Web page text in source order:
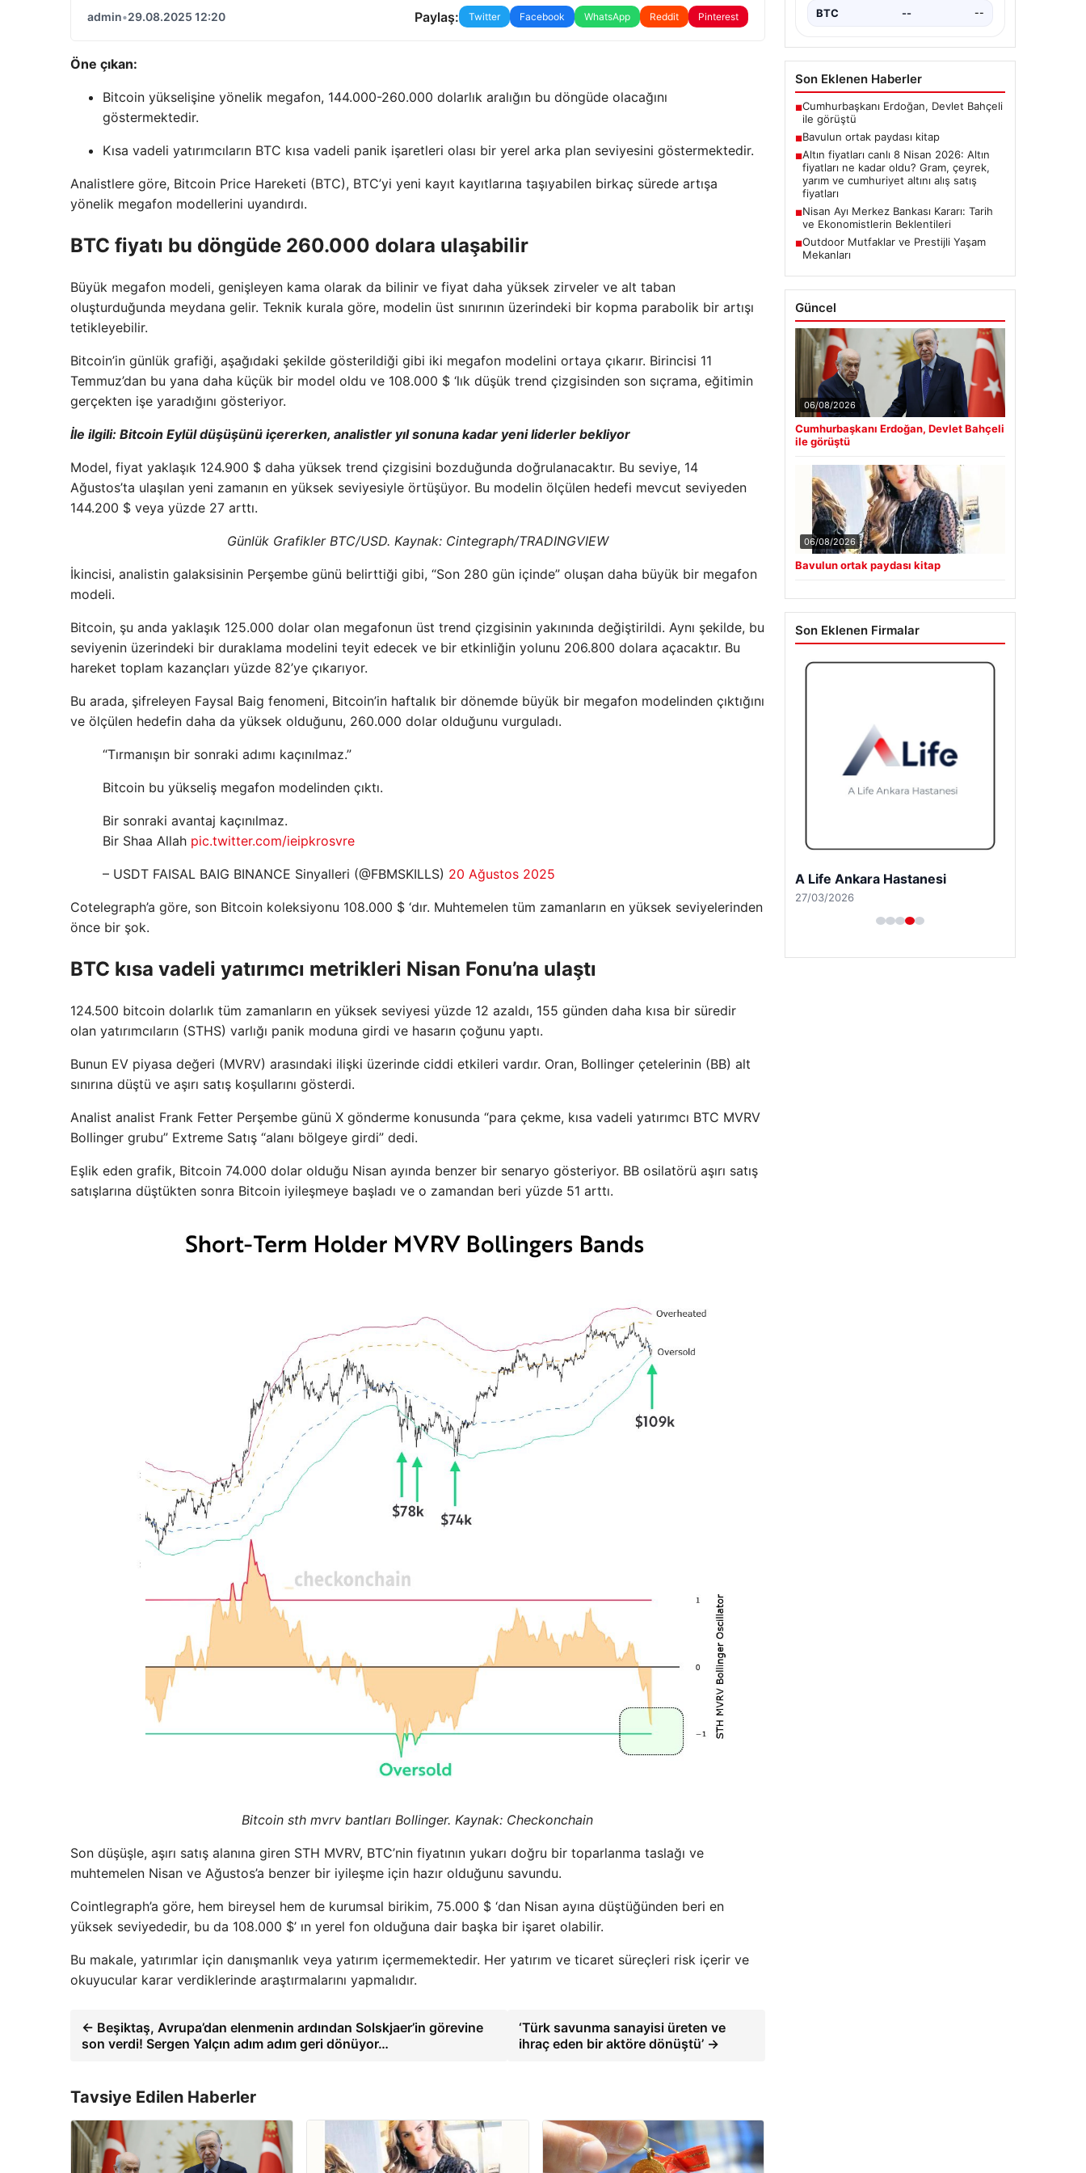
admin•29.08.2025 12:20 Paylaş: Twitter Facebook WhatsApp Reddit Pinterest
Öne çıkan:
Bitcoin yükselişine yönelik megafon, 144.000-260.000 dolarlık aralığın bu döngüde olacağını
göstermektedir.
Kısa vadeli yatırımcıların BTC kısa vadeli panik işaretleri olası bir yerel arka plan seviyesini göstermektedir.
Analistlere göre, Bitcoin Price Hareketi (BTC), BTC’yi yeni kayıt kayıtlarına taşıyabilen birkaç sürede artışa
yönelik megafon modellerini uyandırdı.
BTC fiyatı bu döngüde 260.000 dolara ulaşabilir
Büyük megafon modeli, genişleyen kama olarak da bilinir ve fiyat daha yüksek zirveler ve alt taban
oluşturduğunda meydana gelir. Teknik kurala göre, modelin üst sınırının üzerindeki bir kopma parabolik bir artışı
tetikleyebilir.
Bitcoin’in günlük grafiği, aşağıdaki şekilde gösterildiği gibi iki megafon modelini ortaya çıkarır. Birincisi 11
Temmuz’dan bu yana daha küçük bir model oldu ve 108.000 $ ‘lık düşük trend çizgisinden son sıçrama, eğitimin
gerçekten işe yaradığını gösteriyor.
İle ilgili: Bitcoin Eylül düşüşünü içererken, analistler yıl sonuna kadar yeni liderler bekliyor
Model, fiyat yaklaşık 124.900 $ daha yüksek trend çizgisini bozduğunda doğrulanacaktır. Bu seviye, 14
Ağustos’ta ulaşılan yeni zamanın en yüksek seviyesiyle örtüşüyor. Bu modelin ölçülen hedefi mevcut seviyeden
144.200 $ veya yüzde 27 arttı.
Günlük Grafikler BTC/USD. Kaynak: Cintegraph/TRADINGVIEW
İkincisi, analistin galaksisinin Perşembe günü belirttiği gibi, “Son 280 gün içinde” oluşan daha büyük bir megafon
modeli.
Bitcoin, şu anda yaklaşık 125.000 dolar olan megafonun üst trend çizgisinin yakınında değiştirildi. Aynı şekilde, bu
seviyenin üzerindeki bir duraklama modelini teyit edecek ve bir etkinliğin yolunu 206.800 dolara açacaktır. Bu
hareket toplam kazançları yüzde 82’ye çıkarıyor.
Bu arada, şifreleyen Faysal Baig fenomeni, Bitcoin’in haftalık bir dönemde büyük bir megafon modelinden çıktığını
ve ölçülen hedefin daha da yüksek olduğunu, 260.000 dolar olduğunu vurguladı.
“Tırmanışın bir sonraki adımı kaçınılmaz.”
Bitcoin bu yükseliş megafon modelinden çıktı.
Bir sonraki avantaj kaçınılmaz.
Bir Shaa Allah pic.twitter.com/ieipkrosvre
– USDT FAISAL BAIG BINANCE Sinyalleri (@FBMSKILLS) 20 Ağustos 2025
Cotelegraph’a göre, son Bitcoin koleksiyonu 108.000 $ ‘dır. Muhtemelen tüm zamanların en yüksek seviyelerinden
önce bir şok.
BTC kısa vadeli yatırımcı metrikleri Nisan Fonu’na ulaştı
124.500 bitcoin dolarlık tüm zamanların en yüksek seviyesi yüzde 12 azaldı, 155 günden daha kısa bir süredir
olan yatırımcıların (STHS) varlığı panik moduna girdi ve hasarın çoğunu yaptı.
Bunun EV piyasa değeri (MVRV) arasındaki ilişki üzerinde ciddi etkileri vardır. Oran, Bollinger çetelerinin (BB) alt
sınırına düştü ve aşırı satış koşullarını gösterdi.
Analist analist Frank Fetter Perşembe günü X gönderme konusunda “para çekme, kısa vadeli yatırımcı BTC MVRV
Bollinger grubu” Extreme Satış “alanı bölgeye girdi” dedi.
Eşlik eden grafik, Bitcoin 74.000 dolar olduğu Nisan ayında benzer bir senaryo gösteriyor. BB osilatörü aşırı satış
satışlarına düştükten sonra Bitcoin iyileşmeye başladı ve o zamandan beri yüzde 51 arttı.
Bitcoin sth mvrv bantları Bollinger. Kaynak: Checkonchain
Son düşüşle, aşırı satış alanına giren STH MVRV, BTC’nin fiyatının yukarı doğru bir toparlanma taslağı ve
muhtemelen Nisan ve Ağustos’a benzer bir iyileşme için hazır olduğunu savundu.
Cointlegraph’a göre, hem bireysel hem de kurumsal birikim, 75.000 $ ‘dan Nisan ayına düştüğünden beri en
yüksek seviyededir, bu da 108.000 $’ ın yerel fon olduğuna dair başka bir işaret olabilir.
Bu makale, yatırımlar için danışmanlık veya yatırım içermemektedir. Her yatırım ve ticaret süreçleri risk içerir ve
okuyucular karar verdiklerinde araştırmalarını yapmalıdır.
← Beşiktaş, Avrupa’dan elenmenin ardından Solskjaer’in görevine
son verdi! Sergen Yalçın adım adım geri dönüyor…
‘Türk savunma sanayisi üreten ve
ihraç eden bir aktöre dönüştü’ →
Tavsiye Edilen Haberler
Son Eklenen Haberler
Cumhurbaşkanı Erdoğan, Devlet Bahçeli
ile görüştü
■ Bavulun ortak paydası kitap
Altın fiyatları canlı 8 Nisan 2026: Altın
fiyatları ne kadar oldu? Gram, çeyrek,
yarım ve cumhuriyet altını alış satış
fiyatları
Nisan Ayı Merkez Bankası Kararı: Tarih
ve Ekonomistlerin Beklentileri
Outdoor Mutfaklar ve Prestijli Yaşam
Güncel
06/08/2026
Cumhurbaşkanı Erdoğan, Devlet Bahçeli
06/08/2026
Son Eklenen Firmalar
A Life Pursaklar Hastanesi